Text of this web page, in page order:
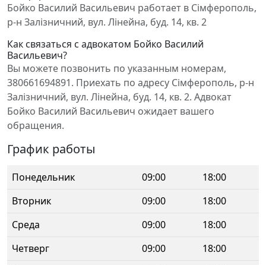
Бойко Василий Васильевич работает в Сімферополь,
р-н Залізничний, вул. Лінейна, буд. 14, кв. 2
Как связаться с адвокатом Бойко Василий
Васильевич?
Вы можете позвонить по указанным номерам,
380661694891. Приехать по адресу Сімферополь, р-н
Залізничний, вул. Лінейна, буд. 14, кв. 2. Адвокат
Бойко Василий Васильевич ожидает вашего
обращения.
График работы
Понедельник 09:00
18:00
Вторник
09:00
18:00
Среда
09:00
18:00
Четверг
09:00
18:00